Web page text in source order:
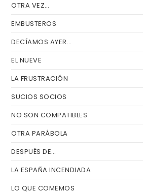
OTRA VEZ…
EMBUSTEROS
DECÍAMOS AYER…
EL NUEVE
LA FRUSTRACIÓN
SUCIOS SOCIOS
NO SON COMPATIBLES
OTRA PARÁBOLA
DESPUÉS DE…
LA ESPAÑA INCENDIADA
LO QUE COMEMOS